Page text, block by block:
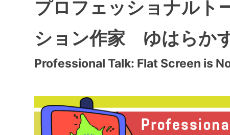
プロフェッショナルト
ション作家 ゆはらか
Professional Talk: Flat Screen is